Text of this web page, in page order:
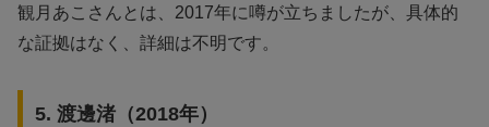
観月あこさんとは、2017年に噂が立ちましたが、具体的
な証拠はなく、詳細は不明です。
5. 渡邊渚（2018年）